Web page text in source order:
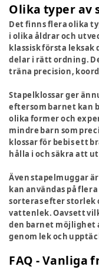
Olika typer av
Det finns flera olika
i olika åldrar och
klassisk första leksak
delar i rätt ordning.
träna precision,
Stapelklossar ger
eftersom barnet kan
olika former och
mindre barn som
klossar för bebis ett
hålla i och säkra att
Även stapelmuggar
kan användas på
sorteras efter storlek
vattenlek. Oavsett
den barnet
genom lek och
FAQ - Vanliga